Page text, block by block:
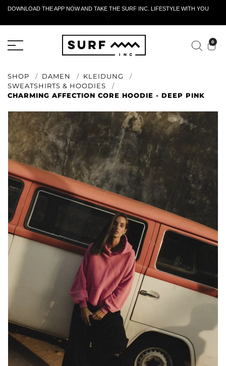
DOWNLOAD THE APP NOW AND TAKE THE SURF INC. LIFESTYLE WITH YOU
🤍
0
SHOP DAMEN
KLEIDUNG
SWEATSHIRTS & HOODIES
CHARMING AFFECTION CORE HOODIE - DEEP PINK
AKTIVES RÜCKGABEFORMULAR